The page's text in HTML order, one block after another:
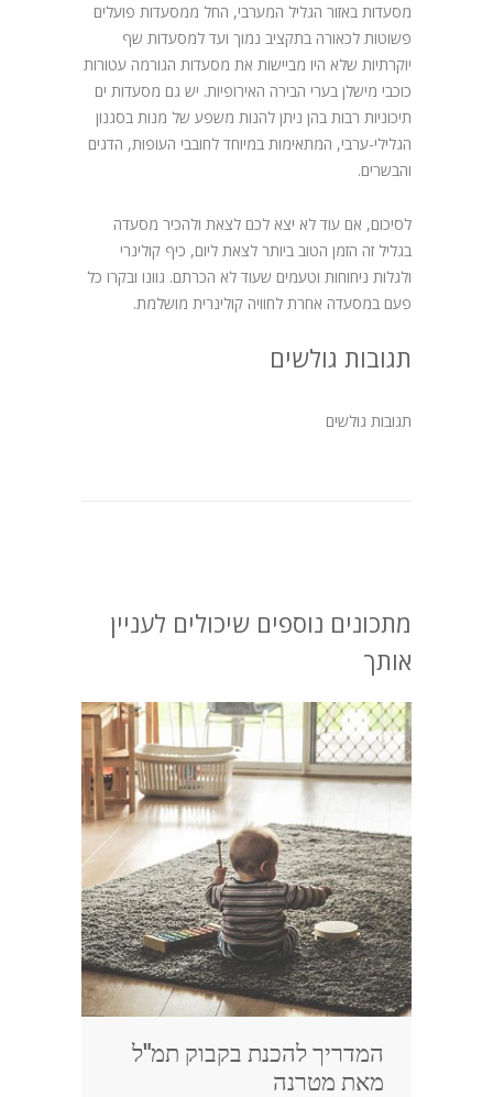
מסעדות באזור הגליל המערבי, החל ממסעדות פועלים
פשוטות לכאורה בתקציב נמוך ועד למסעדות שף
יוקרתיות שלא היו מביישות את מסעדות הגורמה עטורות
כוכבי מישלן בערי הבירה האירופיות. יש גם מסעדות ים
תיכוניות רבות בהן ניתן להנות משפע של מנות בסגנון
הגלילי-ערבי, המתאימות במיוחד לחובבי העופות, הדגים
והבשרים.
לסיכום, אם עוד לא יצא לכם לצאת ולהכיר מסעדה
בגליל זה הזמן הטוב ביותר לצאת ליום, כיף קולינרי
ולגלות ניחוחות וטעמים שעוד לא הכרתם. גוונו ובקרו כל
פעם במסעדה אחרת לחוויה קולינרית מושלמת.
תגובות גולשים
תגובות גולשים
מתכונים נוספים שיכולים לעניין
אותך
המדריך להכנת בקבוק תמ"ל
מאת מטרנה